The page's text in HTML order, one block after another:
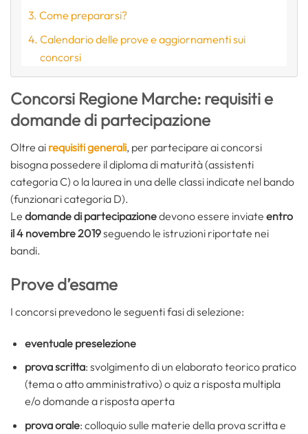
Come prepararsi?
Calendario delle prove e aggiornamenti sui
concorsi
Concorsi Regione Marche: requisiti e
domande di partecipazione
Oltre ai requisiti generali, per partecipare ai concorsi
bisogna possedere il diploma di maturità (assistenti
categoria C) o la laurea in una delle classi indicate nel bando
(funzionari categoria D).
Le domande di partecipazionedevono essere inviate entro
il 4 novembre 2019seguendo le istruzioni riportate nei
bandi.
Prove d’esame
I concorsi prevedono le seguenti fasi di selezione:
eventuale preselezione
prova scritta: svolgimento di un elaborato teorico pratico
(tema o atto amministrativo) o quiz a risposta multipla
e/o domande a risposta aperta
prova orale: colloquio sulle materie della prova scritta e